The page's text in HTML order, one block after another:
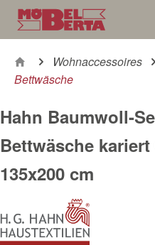
Zum Hauptinhalt springen
Wohnaccessoires
Bettwäsche
Hahn Baumwoll-
Bettwäsche
135x200 cm